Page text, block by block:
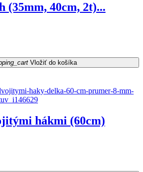
(35mm, 40cm, 2t)...
Vložiť do košíka
hákmi (60cm)